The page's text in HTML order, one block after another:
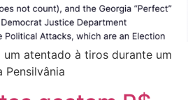
um atentado à tiros durante um
Pensilvânia